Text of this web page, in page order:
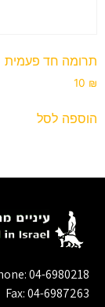
תרומה חד פעמית
10 ₪
הוספה לסל
04-6980218
Fax: 04-6987263